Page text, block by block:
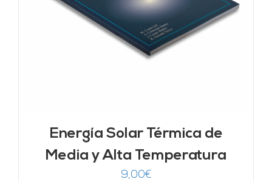
Energía Solar Térmica de
Media y Alta Temperatura
9,00€